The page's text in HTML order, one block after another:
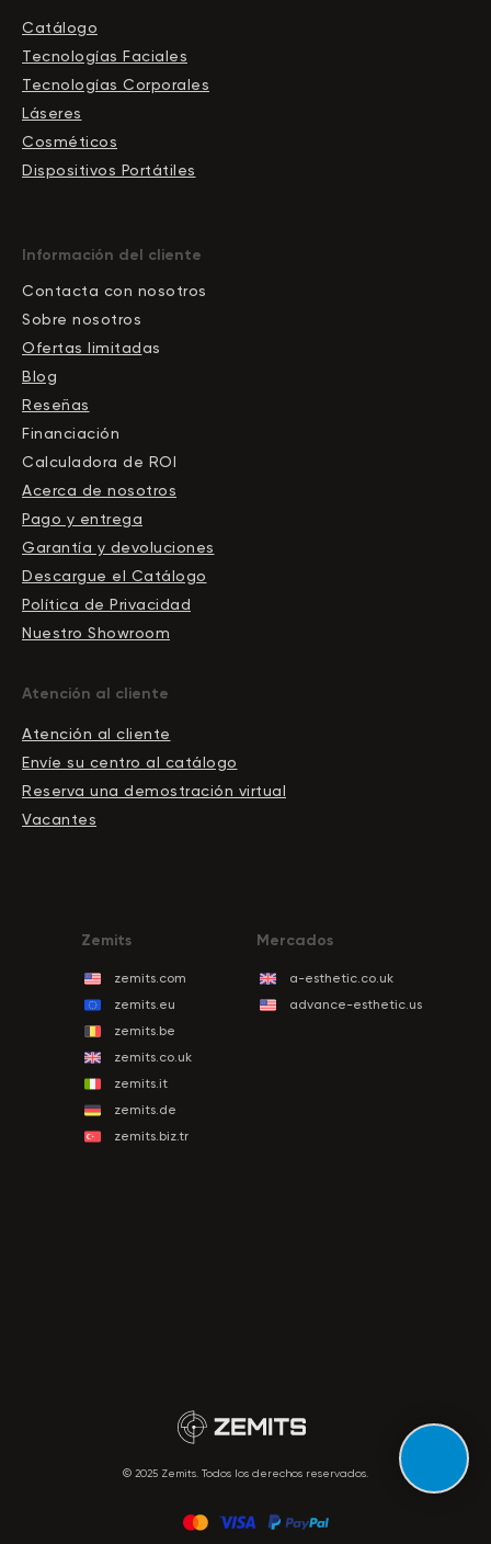
Catálogo
Tecnologías Faciales
Tecnologías Corporales
Láseres
Cosméticos
Dispositivos Portátiles
Información del cliente
Contacta con nosotros
Sobre nosotros
Ofertas limitadas
Blog
Reseñas
Financiación
Calculadora de ROI
Acerca de nosotros
Pago y entrega
Garantía y devoluciones
Descargue el Сatálogo
Política de Privacidad
Nuestro Showroom
Atención al cliente
Atención al cliente
Envíe su centro al catálogo
Reserva una demostración virtual
Vacantes
zemits.com
zemits.eu
zemits.be
zemits.co.uk
zemits.it
zemits.de
zemits.biz.tr
Zemits
a-esthetic.co.uk
advance-esthetic.us
Mercados
© 2025 Zemits. Todos los derechos reservados.